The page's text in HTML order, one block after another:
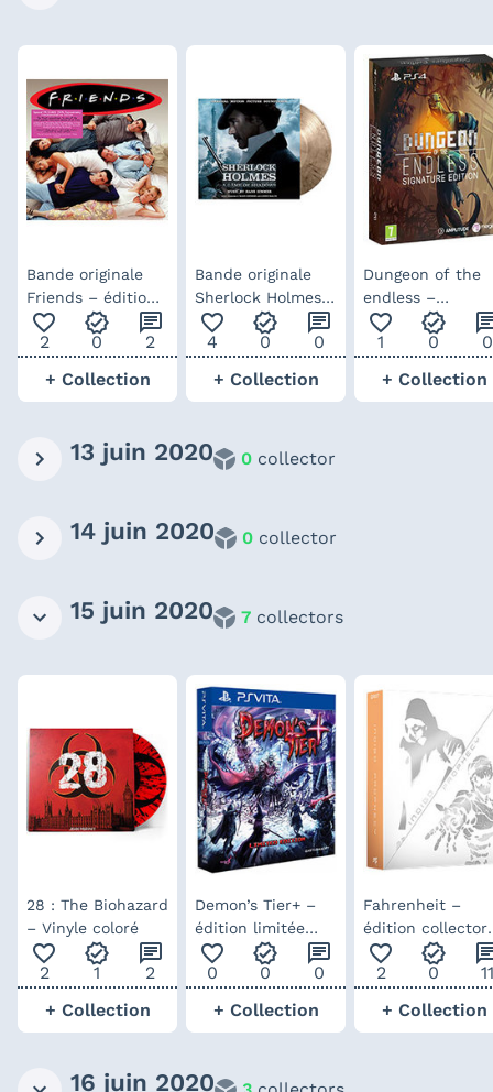
Bande originale
Friends – édition
spéciale 25ème
anniversaire
favorite_outline
2
verified
0
chat
2
+ Collection
Bande originale
Sherlock Holmes :
Jeu d’ombres –
Edition Limitée
favorite_outline
4
verified
0
chat
0
+ Collection
Dungeon of the
endless –
Signature édition
favorite_outline
1
verified
0
0
+ Collection
13 juin 2020 0 collector
14 juin 2020 0 collector
15 juin 2020 7 collectors
28 : The Biohazard
– Vinyle coloré
favorite_outline
2
verified
1
chat
2
+ Collection
Demon’s Tier+ –
édition limitée
Playasia
favorite_outline
0
verified
0
chat
0
+ Collection
Fahrenheit –
édition collector
Limited Run
Games
favorite_outline
2
verified
0
11
+ Collection
16 juin 2020